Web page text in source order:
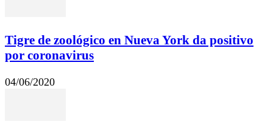
Tigre de zoológico en Nueva York da positivo
por coronavirus
04/06/2020